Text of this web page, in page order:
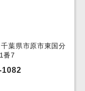
葉県市原市東国分
番7
1082